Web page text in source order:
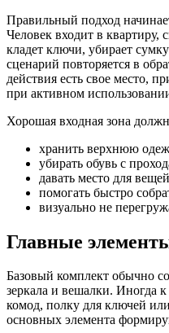
Правильный подход
Человек входит в квартиру,
кладет ключи, убирает
сценарий повторяется в
действия есть свое место,
при активном
Хорошая входная зона
хранить верхнюю
убирать обувь с
давать место для
помогать быстро
визуально не
Главные
Базовый комплект обычно
зеркала и вешалки. Иногда
комод, полку для ключей
основных элемента